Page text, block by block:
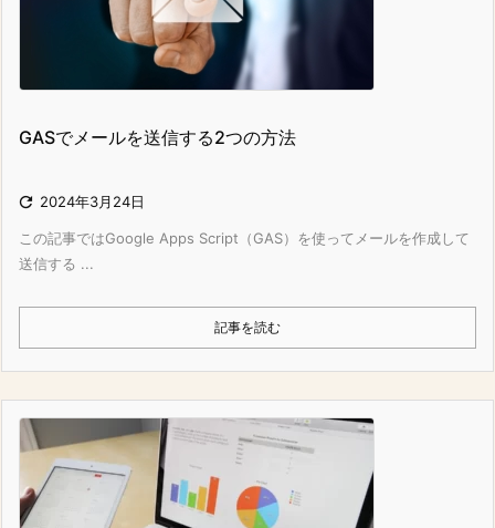
GASでメールを送信する2つの方法
 2024年3月24日
この記事ではGoogle Apps Script（GAS）を使ってメールを作成して
送信する ...
記事を読む